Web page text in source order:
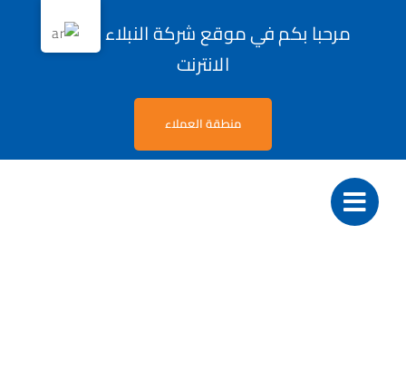
مرحبا بكم في موقع شركة النبلاء لحلول
الانترنت
منطقة العملاء